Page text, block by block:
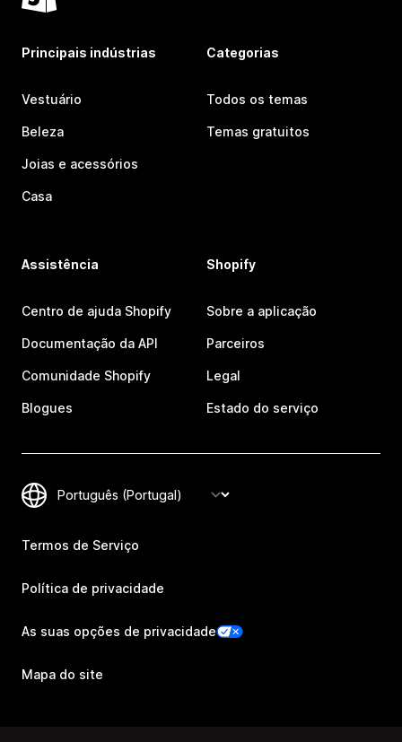
Principais indústrias
Vestuário
Beleza
Joias e acessórios
Casa
Categorias
Todos os temas
Temas gratuitos
Assistência
Centro de ajuda Shopify
Documentação da API
Comunidade Shopify
Blogues
Shopify
Sobre a aplicação
Parceiros
Legal
Estado do serviço
Termos de Serviço
Política de privacidade
As suas opções de privacidade
Mapa do site